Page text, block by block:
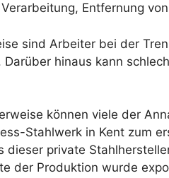
Entfernung
sind Arbeiter bei der
Darüber hinaus kann
können viele der
Stahlwerk in Kent zum
dieser private
der Produktion wurde